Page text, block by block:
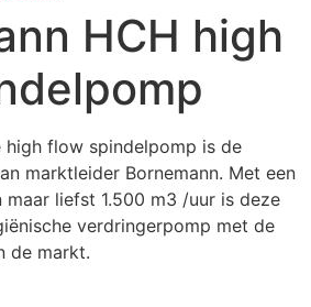
HCH high
high flow spindelpomp is de
marktleider Bornemann. Met een
maar liefst 1.500 m3 /uur is deze
verdringerpomp met de
de markt.